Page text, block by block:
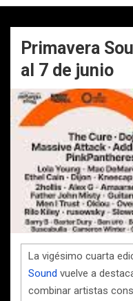
Primavera
al 7 de junio
La vigésimo cuarta
Sound vuelve a
combinar artistas